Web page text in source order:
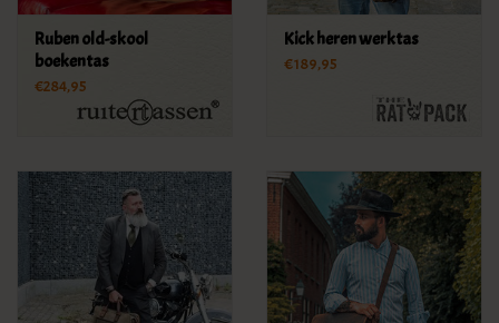
Ruben old-skool
boekentas
€284,95
Kick heren werktas
€189,95